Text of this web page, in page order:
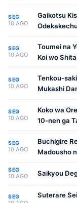
SEG
10 AGO
Gaikotsu
SEG
10 AGO
Toumei na
Koi wo
SEG
10 AGO
Tenkou-
Mukashi
SEG
10 AGO
Koko wa
10-nen ga
SEG
10 AGO
Buchigire
Madousho
SEG
10 AGO Saikyou
SEG
Suterare